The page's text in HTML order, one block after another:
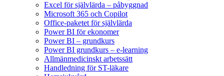
Excel för självlärda – påbyggnad
Microsoft 365 och Copilot
Office-paketet för självlärda
Power BI för ekonomer
Power BI – grundkurs
Power BI grundkurs – e-learning
Allmänmedicinskt arbetssätt
Handledning för ST-läkare